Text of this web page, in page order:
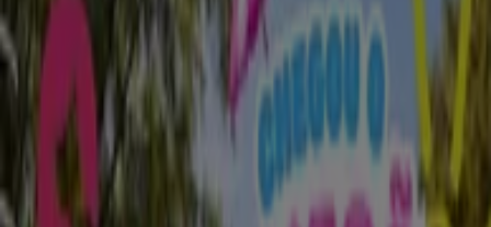
Em Destaque Supermercados Casa e
Decoração
Informática e EletrónicaNatal
Brinquedos e
Crianças
Roupa, Sapatos e Acessórios
Farmácias e
Saúde
Bricolage, Jardim e Construção
e Beleza
Carros, Motos e Peças
Livrarias, Papelaria e
Hobbies Restaurantes Viagens
Bancos e
Casamentos